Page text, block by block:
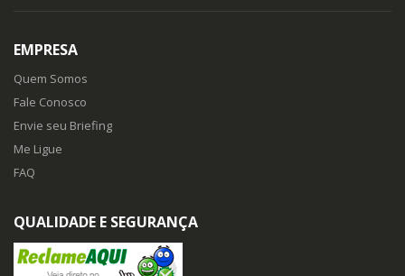
EMPRESA
Quem Somos
Fale Conosco
Envie seu Briefing
Me Ligue
FAQ
QUALIDADE E SEGURANÇA